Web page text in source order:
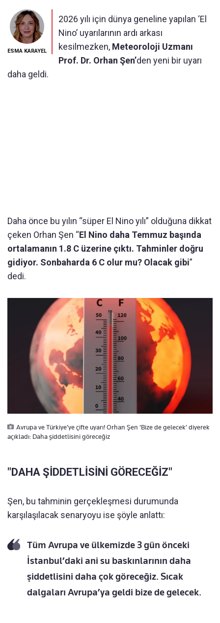
ESMA KARAYEL
2026 yılı için dünya geneline yapılan ‘El
Nino’ uyarılarının ardı arkası
kesilmezken, Meteoroloji Uzmanı
Prof. Dr. Orhan Şen’den yeni bir uyarı
daha geldi.
Daha önce bu yılın “süper El Nino yılı” olduğuna dikkat
çeken Orhan Şen “El Nino daha Temmuz başında
ortalamanın 1.8 C üzerine çıktı. Tahminler doğru
gidiyor. Sonbaharda 6 C olur mu? Olacak gibi”
dedi.
Avrupa ve Türkiye’ye çifte uyarı! Orhan Şen ‘Bize de gelecek’ diyerek
açıkladı: Daha şiddetlisini göreceğiz
"DAHA ŞİDDETLİSİNİ GÖRECEĞİZ"
Şen, bu tahminin gerçekleşmesi durumunda
karşılaşılacak senaryoyu ise şöyle anlattı:
Tüm Avrupa ve ülkemizde 3 gün önceki
İstanbul’daki ani su baskınlarının daha
şiddetlisini daha çok göreceğiz. Sıcak
dalgaları Avrupa’ya geldi bize de gelecek.